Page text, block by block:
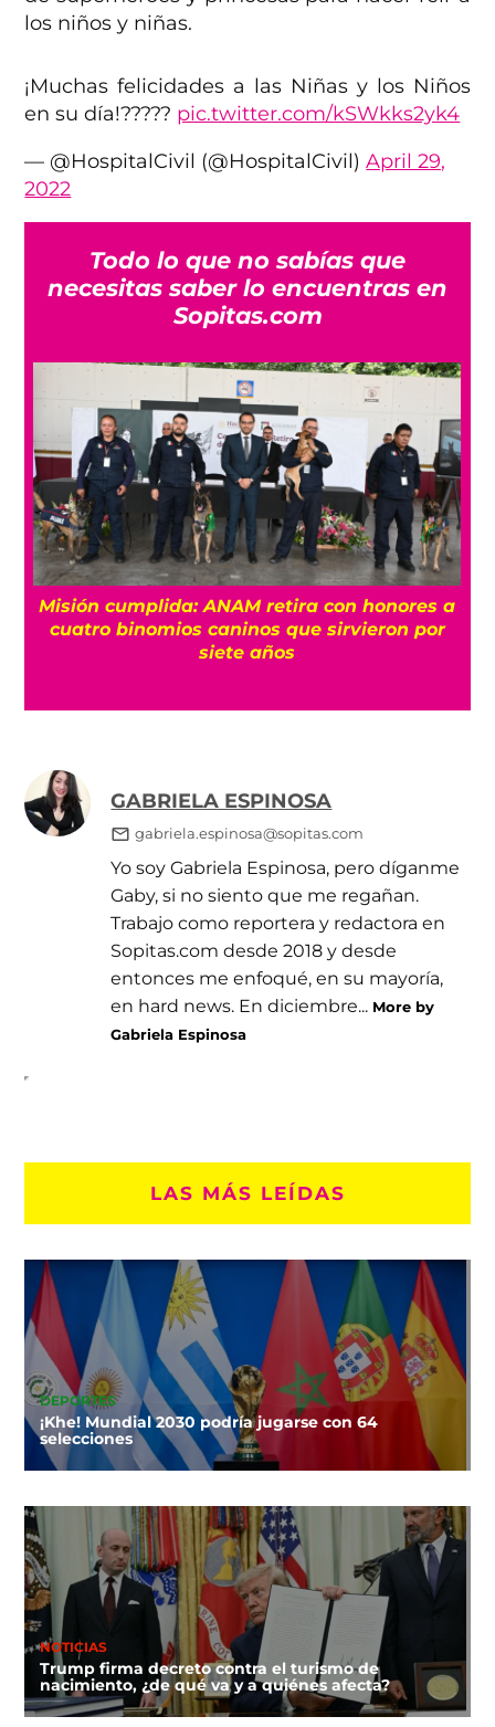
los niños y niñas.
¡Muchas felicidades a las Niñas y los Niños
en su día!????? pic.twitter.com/kSWkks2yk4
— @HospitalCivil (@HospitalCivil)April 29,
2022
Todo lo que no sabías que
necesitas saber lo encuentras en
Sopitas.com
Misión cumplida: ANAM retira con honores a
cuatro binomios caninos que sirvieron por
siete años
GABRIELA ESPINOSA
gabriela.espinosa@sopitas.com
Yo soy Gabriela Espinosa, pero díganme
Gaby, si no siento que me regañan.
Trabajo como reportera y redactora en
Sopitas.com desde 2018 y desde
entonces me enfoqué, en su mayoría,
en hard news. En diciembre... More by
Gabriela Espinosa
LAS MÁS LEÍDAS
DEPORTES
¡Khe! Mundial 2030 podría jugarse con 64
selecciones
NOTICIAS
Trump firma decreto contra el turismo de
nacimiento, ¿de qué va y a quiénes afecta?